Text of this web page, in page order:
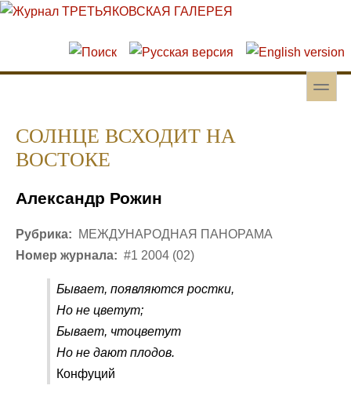
Перейти к основному содержанию
Skip to search
toggle
СОЛНЦЕ ВСХОДИТ НА
ВОСТОКЕ
Александр Рожин
Рубрика:
МЕЖДУНАРОДНАЯ ПАНОРАМА
Номер журнала: #1 2004 (02)
Бывает, появляются ростки,
Но не цветут;
Бывает, чтоцветут
Но не дают плодов.
Конфуций